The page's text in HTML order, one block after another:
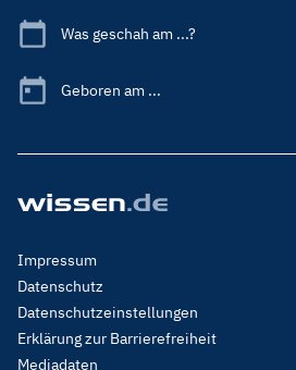
Was geschah am ...?
Geboren am ...
Footer
Menu
Legal
Impressum
Datenschutz
Datenschutzeinstellungen
Erklärung zur Barrierefreiheit
Mediadaten